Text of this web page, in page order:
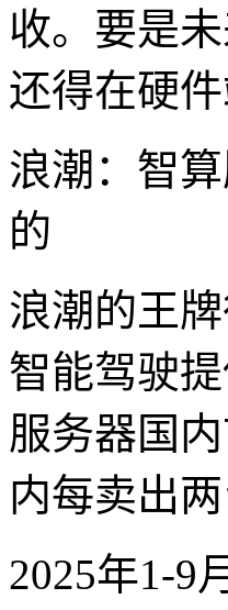
收。要是
还得在硬件
浪潮：智
的
浪潮的王
智能驾驶
服务器国
内每卖出
2025年1-9